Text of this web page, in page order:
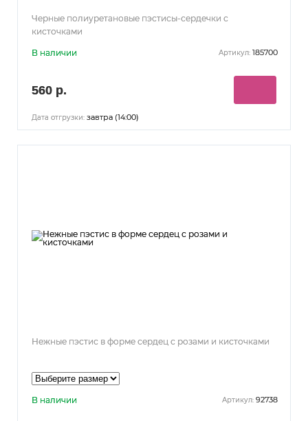
Черные полиуретановые пэстисы-сердечки с
кисточками
В наличии Артикул: 185700
560 р.
Дата отгрузки: завтра (14:00)
Нежные пэстис в форме сердец с розами и кисточками
В наличии Артикул: 92738